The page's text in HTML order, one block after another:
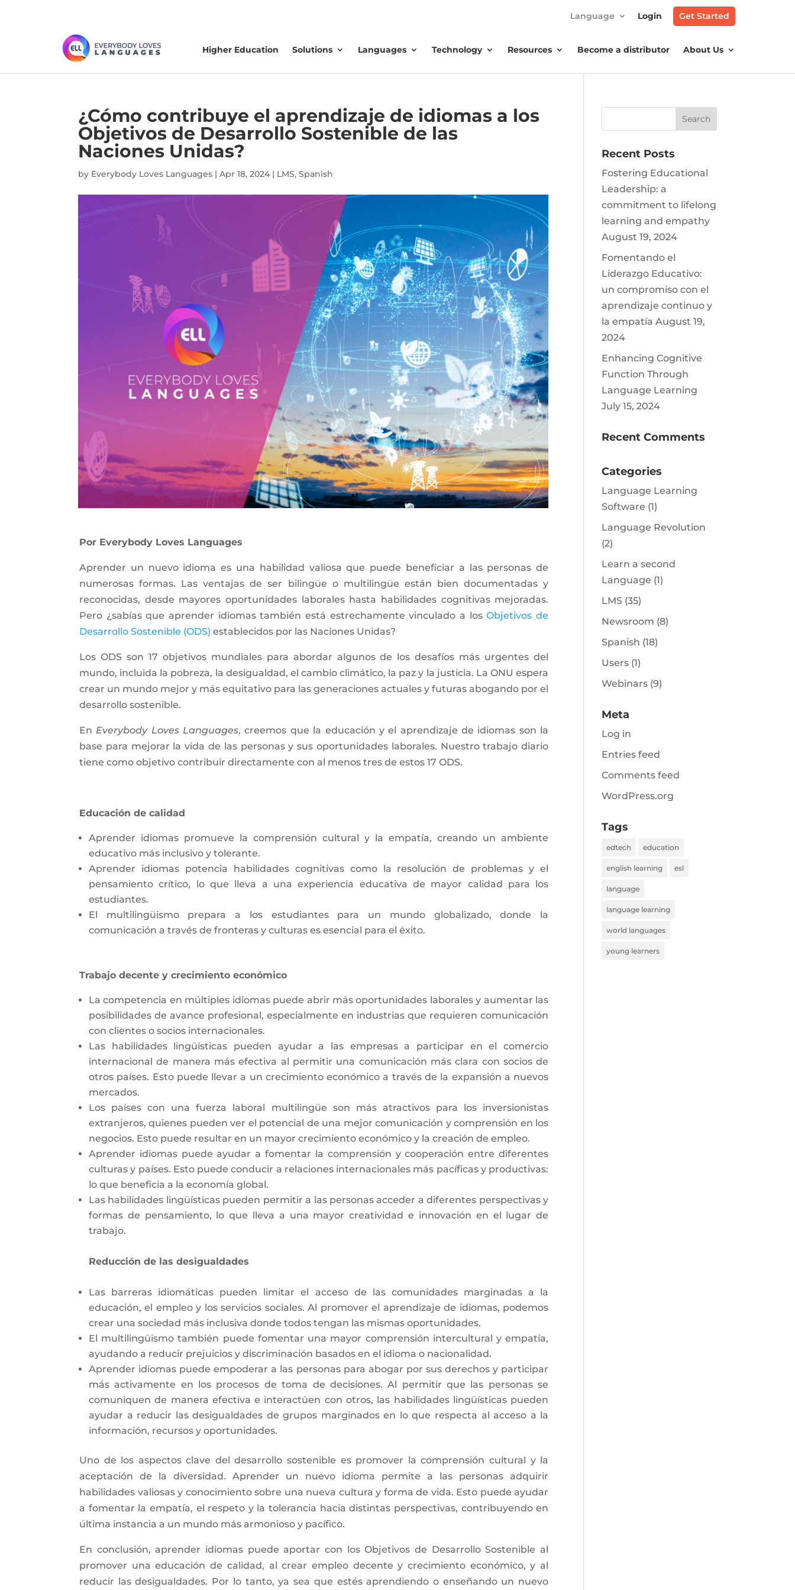
Language Login Get Started
Higher Education Solutions Languages Technology Resources Become a distributor About Us
¿Cómo contribuye el aprendizaje de idiomas a los
Objetivos de Desarrollo Sostenible de las
Naciones Unidas?
by Everybody Loves Languages | Apr 18, 2024 | LMS, Spanish
Por Everybody Loves Languages
Aprender un nuevo idioma es una habilidad valiosa que puede beneficiar a las personas de
numerosas formas. Las ventajas de ser bilingüe o multilingüe están bien documentadas y
reconocidas, desde mayores oportunidades laborales hasta habilidades cognitivas mejoradas.
Pero ¿sabías que aprender idiomas también está estrechamente vinculado a losObjetivos de
Desarrollo Sostenible (ODS) establecidos por las Naciones Unidas?
Los ODS son 17 objetivos mundiales para abordar algunos de los desafíos más urgentes del
mundo, incluida la pobreza, la desigualdad, el cambio climático, la paz y la justicia. La ONU espera
crear un mundo mejor y más equitativo para las generaciones actuales y futuras abogando por el
desarrollo sostenible.
En Everybody Loves Languages, creemos que la educación y el aprendizaje de idiomas son la
base para mejorar la vida de las personas y sus oportunidades laborales. Nuestro trabajo diario
tiene como objetivo contribuir directamente con al menos tres de estos 17 ODS.
Educación de calidad
Aprender idiomas promueve la comprensión cultural y la empatía,creando un ambiente
educativo más inclusivo y tolerante.
Aprender idiomas potencia habilidades cognitivas como la resolución de problemas y el
pensamiento crítico, lo que lleva a una experiencia educativa de mayor calidad para los
estudiantes.
El multilingüismo prepara a los estudiantes para un mundo globalizado, donde la
comunicación a través de fronteras y culturas es esencial para el éxito.
Trabajo decente y crecimiento económico
La competencia en múltiples idiomas puede abrir más oportunidades laborales y aumentar las
posibilidades de avance profesional, especialmente en industrias que requieren comunicación
con clientes o socios internacionales.
Las habilidades lingüísticas pueden ayudar a las empresas a participar en el comercio
internacional de manera más efectiva al permitir una comunicación más clara con socios de
otros países. Esto puede llevar a un crecimiento económico a través de la expansión a nuevos
mercados.
Los países con una fuerza laboral multilingüe son más atractivos para los inversionistas
extranjeros, quienes pueden ver el potencial de una mejor comunicación y comprensión en los
negocios. Esto puede resultar en un mayor crecimiento económico y la creación de empleo.
Aprender idiomas puede ayudar a fomentar la comprensión y cooperación entre diferentes
culturas y países. Esto puede conducir a relaciones internacionales más pacíficas y productivas:
lo que beneficia a la economía global.
Las habilidades lingüísticas pueden permitir a las personas acceder a diferentes perspectivas y
formas de pensamiento, lo que lleva a una mayor creatividad e innovación en el lugar de
trabajo.
Reducción de las desigualdades
Las barreras idiomáticas pueden limitar el acceso de las comunidades marginadas a la
educación, el empleo y los servicios sociales. Al promover el aprendizaje de idiomas, podemos
crear una sociedad más inclusiva donde todos tengan las mismas oportunidades.
El multilingüismo también puede fomentar una mayor comprensión intercultural y empatía,
ayudando a reducir prejuicios y discriminación basados en el idioma o nacionalidad.
Aprender idiomas puede empoderar a las personas para abogar por sus derechos y participar
más activamente en los procesos de toma de decisiones. Al permitir que las personas se
comuniquen de manera efectiva e interactúen con otros, las habilidades lingüísticas pueden
ayudar a reducir las desigualdades de grupos marginados en lo que respecta al acceso a la
información, recursos y oportunidades.
Uno de los aspectos clave del desarrollo sostenible es promover la comprensión cultural y la
aceptación de la diversidad. Aprender un nuevo idioma permite a las personas adquirir
habilidades valiosas y conocimiento sobre una nueva cultura y forma de vida. Esto puede ayudar
a fomentar la empatía, el respeto y la tolerancia hacia distintas perspectivas, contribuyendo en
última instancia a un mundo más armonioso y pacífico.
En conclusión, aprender idiomas puede aportar con los Objetivos de Desarrollo Sostenible al
promover una educación de calidad, al crear empleo decente y crecimiento económico, y al
reducir las desigualdades. Por lo tanto, ya sea que estés aprendiendo o enseñando un nuevo
Recent Posts
Fostering Educational
Leadership: a
commitment to lifelong
learning and empathy
August 19, 2024
Fomentando el
Liderazgo Educativo:
un compromiso con el
aprendizaje continuo y
la empatía August 19,
2024
Enhancing Cognitive
Function Through
Language Learning
July 15, 2024
Recent Comments
Categories
Language Learning
Software (1)
Language Revolution
(2)
Learn a second
Language (1)
LMS(35)
Newsroom (8)
Spanish (18)
Users(1)
Webinars(9)
Meta
Log in
Entries feed
Comments feed
WordPress.org
Tags
edtech education
english learning esl
language
language learning
world languages
young learners